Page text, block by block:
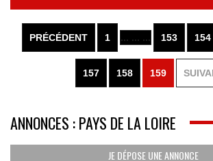
PRÉCÉDENT 1 ... ... ... 153 154
157 158 159
ANNONCES : PAYS DE LA LOIRE
JE DÉPOSE UNE ANNONCE